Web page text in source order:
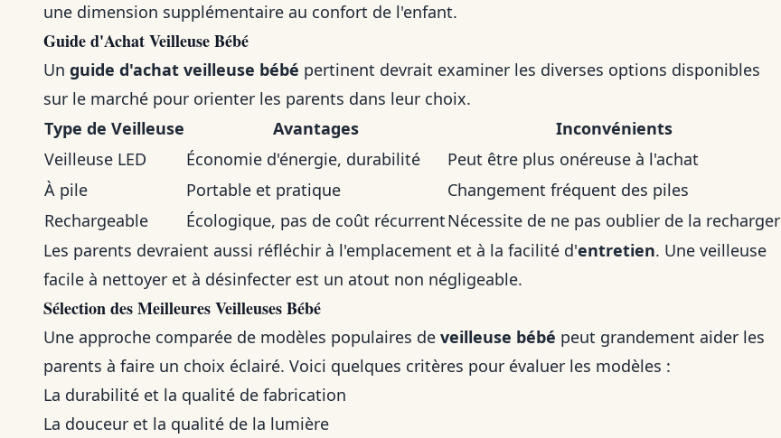
une dimension supplémentaire au confort de l'enfant.
Guide d'Achat Veilleuse Bébé
Un guide d'achat veilleuse bébé pertinent devrait examiner les diverses options disponibles
sur le marché pour orienter les parents dans leur choix.
Type de Veilleuse
Avantages
Inconvénients
Veilleuse LED
Économie d'énergie, durabilité
Peut être plus onéreuse à l'achat
À pile
Portable et pratique
Changement fréquent des piles
Rechargeable
Écologique, pas de coût récurrentNécessite de ne pas oublier de la recharger
Les parents devraient aussi réfléchir à l'emplacement et à la facilité d'entretien. Une veilleuse
facile à nettoyer et à désinfecter est un atout non négligeable.
Sélection des Meilleures Veilleuses Bébé
Une approche comparée de modèles populaires de veilleuse bébé peut grandement aider les
parents à faire un choix éclairé. Voici quelques critères pour évaluer les modèles :
La durabilité et la qualité de fabrication
La douceur et la qualité de la lumière